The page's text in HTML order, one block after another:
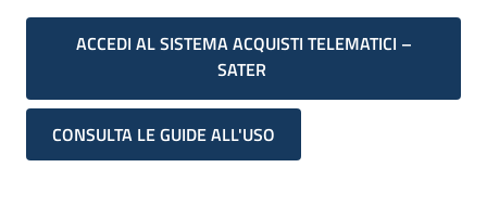
ACCEDI AL SISTEMA ACQUISTI TELEMATICI –
SATER
CONSULTA LE GUIDE ALL'USO